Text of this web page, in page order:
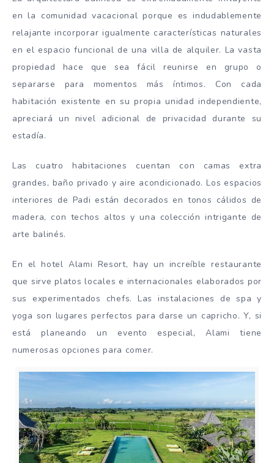
en la comunidad vacacional porque es indudablemente
relajante incorporar igualmente características naturales
en el espacio funcional de una villa de alquiler. La vasta
propiedad hace que sea fácil reunirse en grupo o
separarse para momentos más íntimos. Con cada
habitación existente en su propia unidad independiente,
apreciará un nivel adicional de privacidad durante su
estadía.
Las cuatro habitaciones cuentan con camas extra
grandes, baño privado y aire acondicionado. Los espacios
interiores de Padi están decorados en tonos cálidos de
madera, con techos altos y una colección intrigante de
arte balinés.
En el hotel Alami Resort, hay un increíble restaurante
que sirve platos locales e internacionales elaborados por
sus experimentados chefs. Las instalaciones de spa y
yoga son lugares perfectos para darse un capricho. Y, si
está planeando un evento especial, Alami tiene
numerosas opciones para comer.